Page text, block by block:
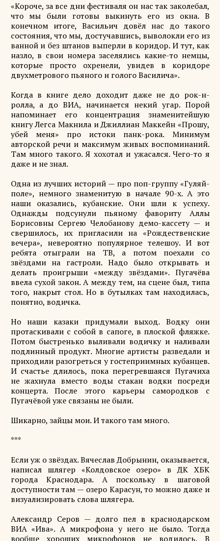
«Короче, за все дни фестиваля он нас так заколебал,
что мы были готовы выкинуть его из окна. В
конечном итоге, Васильич довёл нас до такого
состояния, что мы, достучавшись, выволокли его из
ванной и без штанов выперли в коридор. И тут, как
назло, в свои номера заселялись какие-то немцы,
которые просто охренели, увидев в коридоре
двухметрового пьяного и голого Василича».
Когда в книге дело доходит даже не до рок-н-
ролла, а до ВИА, начинается некий угар. Порой
напоминает его концентрация знаменитейшую
книгу Легса Макнила и Джиллиан Маккейн «Прошу,
убей меня» про истоки панк-рока. Минимум
авторской речи и максимум живых воспоминаний.
Там много такого. Я хохотал и ужасался. Чего-то я
даже и не знал.
Одна из лучших историй — про поп-группу «Гуляй-
поле», немного знаменитую в начале 90-х. А это
наши оказались, кубанские. Они шли к успеху.
Однажды подсунули пьяному фавориту Аллы
Борисовны Сергею Челобанову демо-кассету — и
свершилось, их пригласили на «Рождественские
вечера», невероятно популярное телешоу. И вот
ребята отыграли на ТВ, а потом поехали со
звёздами на гастроли. Надо было открывать и
делать проигрыши «между звёздами». Пугачёва
ввела сухой закон. А между тем, на сцене был, типа
того, накрыт стол. Но в бутылках там находилась,
понятно, водичка.
Но наши казаки придумали выход. Водку они
протаскивали с собой в сапоге, в плоской фляжке.
Потом быстренько выливали водичку и наливали
подлинный продукт. Многие артисты разведали и
приходили разогреться у гостеприимных кубанцев.
И счастье длилось, пока перегревшаяся Пугачиха
не жахнула вместо воды стакан водки посреди
концерта. После этого карьеры самородков с
Пугачёвой уже связаны не были.
Шикарно, зайцы мои. И такого там много.
***
Если уж о звёздах. Вячеслав Добрынин, оказывается,
написал шлягер «Колдовское озеро» в ДК ХБК
города Краснодара. А поскольку в шаговой
доступности там — озеро Карасун, то можно даже и
визуализировать слова шлягера.
Александр Серов — долго пел в краснодарском
ВИА «Ива». А микрофона у него не было. Тогда
вообще хороших микрофонов не водилось. В